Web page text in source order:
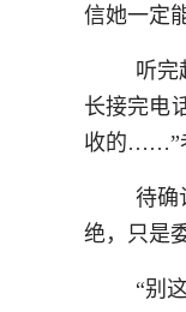
信她一定
听完
长接完电
收的……”
待确
绝，只是
“别